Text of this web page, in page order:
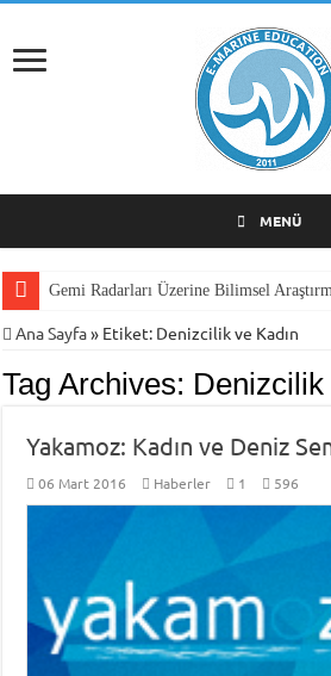
MENÜ
Gemi Radarları Üzerine Bilimsel
Ana Sayfa» Etiket: Denizcilik ve Kadın
Tag Archives: Denizcilik
Yakamoz: Kadın ve Deniz
06 Mart 2016 Haberler 1 596